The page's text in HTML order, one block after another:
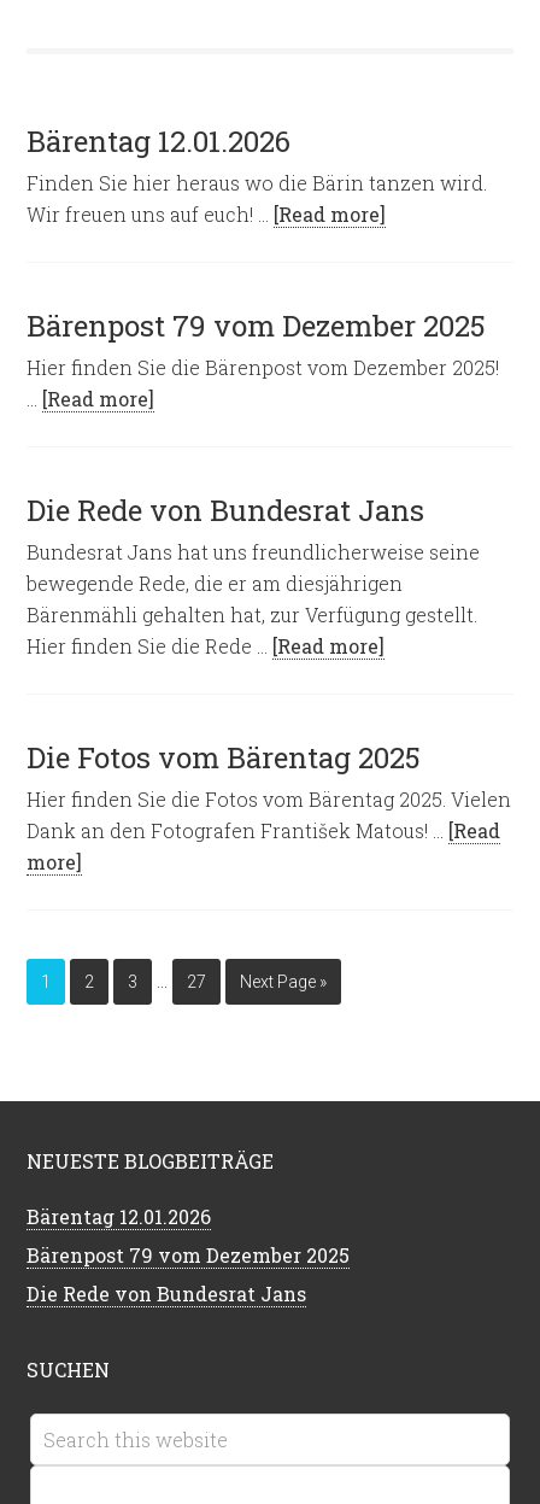
Bärentag 12.01.2026
Finden Sie hier heraus wo die Bärin tanzen wird.
Wir freuen uns auf euch! … [Read more]
Bärenpost 79 vom Dezember 2025
Hier finden Sie die Bärenpost vom Dezember 2025!
[Read more]
Die Rede von Bundesrat Jans
Bundesrat Jans hat uns freundlicherweise seine
bewegende Rede, die er am diesjährigen
Bärenmähli gehalten hat, zur Verfügung gestellt.
Hier finden Sie die Rede … [Read more]
Die Fotos vom Bärentag 2025
Hier finden Sie die Fotos vom Bärentag 2025. Vielen
Dank an den Fotografen František Matous! … [Read
more]
1 2 3 27 Next Page »
NEUESTE BLOGBEITRÄGE
Bärentag 12.01.2026
Bärenpost 79 vom Dezember 2025
Die Rede von Bundesrat Jans
SUCHEN